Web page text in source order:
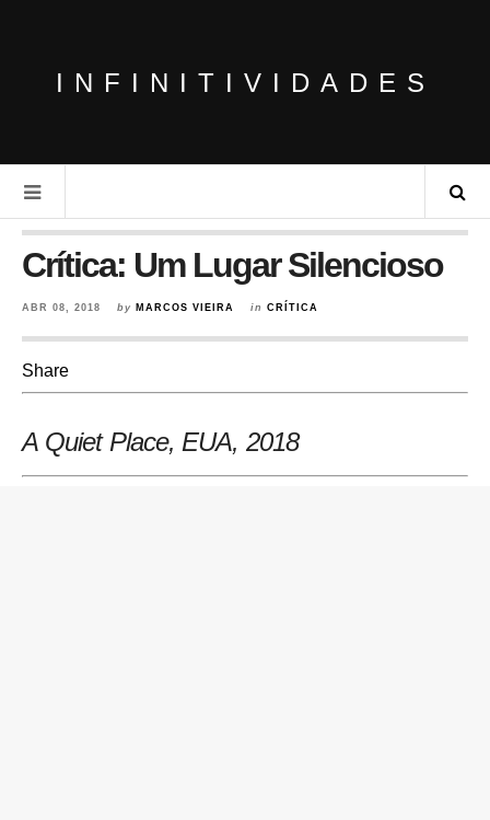
INFINITIVIDADES
Crítica: Um Lugar Silencioso
ABR 08, 2018 by MARCOS VIEIRA in CRÍTICA
Share
A Quiet Place, EUA, 2018